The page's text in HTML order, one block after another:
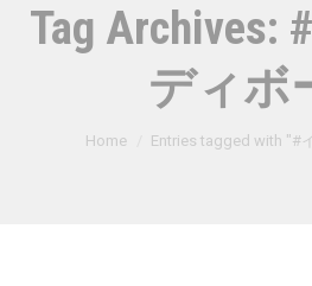
Tag Archives:
ディボ
You are here:
Home Entries tagged with "#